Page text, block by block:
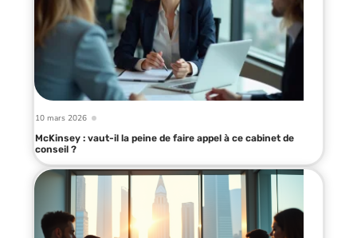
10 mars 2026
McKinsey : vaut-il la peine de faire appel à ce cabinet de
conseil ?